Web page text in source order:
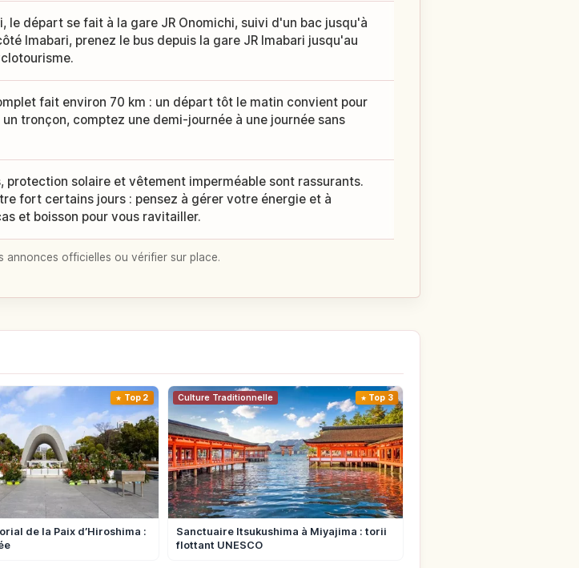
le départ se fait à la gare JR Onomichi, suivi d'un bac jusqu'à
Imabari, prenez le bus depuis la gare JR Imabari jusqu'au
fait environ 70 km : un départ tôt le matin convient pour
un tronçon, comptez une demi-journée à une journée sans
protection solaire et vêtement imperméable sont rassurants.
fort certains jours : pensez à gérer votre énergie et à
et boisson pour vous ravitailler.
annonces officielles ou vérifier sur place.
Top 2
de la Paix d’Hiroshima :
Culture Traditionnelle Top 3
Sanctuaire Itsukushima à Miyajima : torii
flottant UNESCO